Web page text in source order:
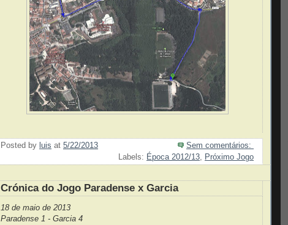
Posted by luis at 5/22/2013
Sem comentários:
Labels: Época 2012/13, Próximo Jogo
Crónica do Jogo Paradense x Garcia
18 de maio de 2013
Paradense 1 - Garcia 4